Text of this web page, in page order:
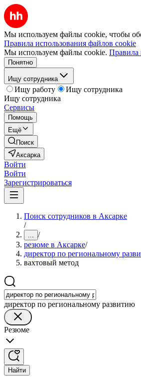
Мы используем файлы cookie, чтобы
Правила использования файлов cookie
Мы используем файлы cookie. Правила
Понятно
Ищу сотрудника
Ищу работу
Ищу сотрудника
Ищу сотрудника
Сервисы
Помощь
Ещё
Поиск
Аксарка
Войти
Войти
Зарегистрироваться
Поиск сотрудников в Аксарке
/
... /
резюме в Аксарке/
директор по региональному
вахтовый метод
директор по региональному развитию
Резюме
Найти